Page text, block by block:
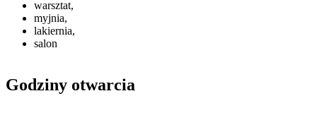
warsztat,
myjnia,
lakiernia,
salon
Godziny otwarcia